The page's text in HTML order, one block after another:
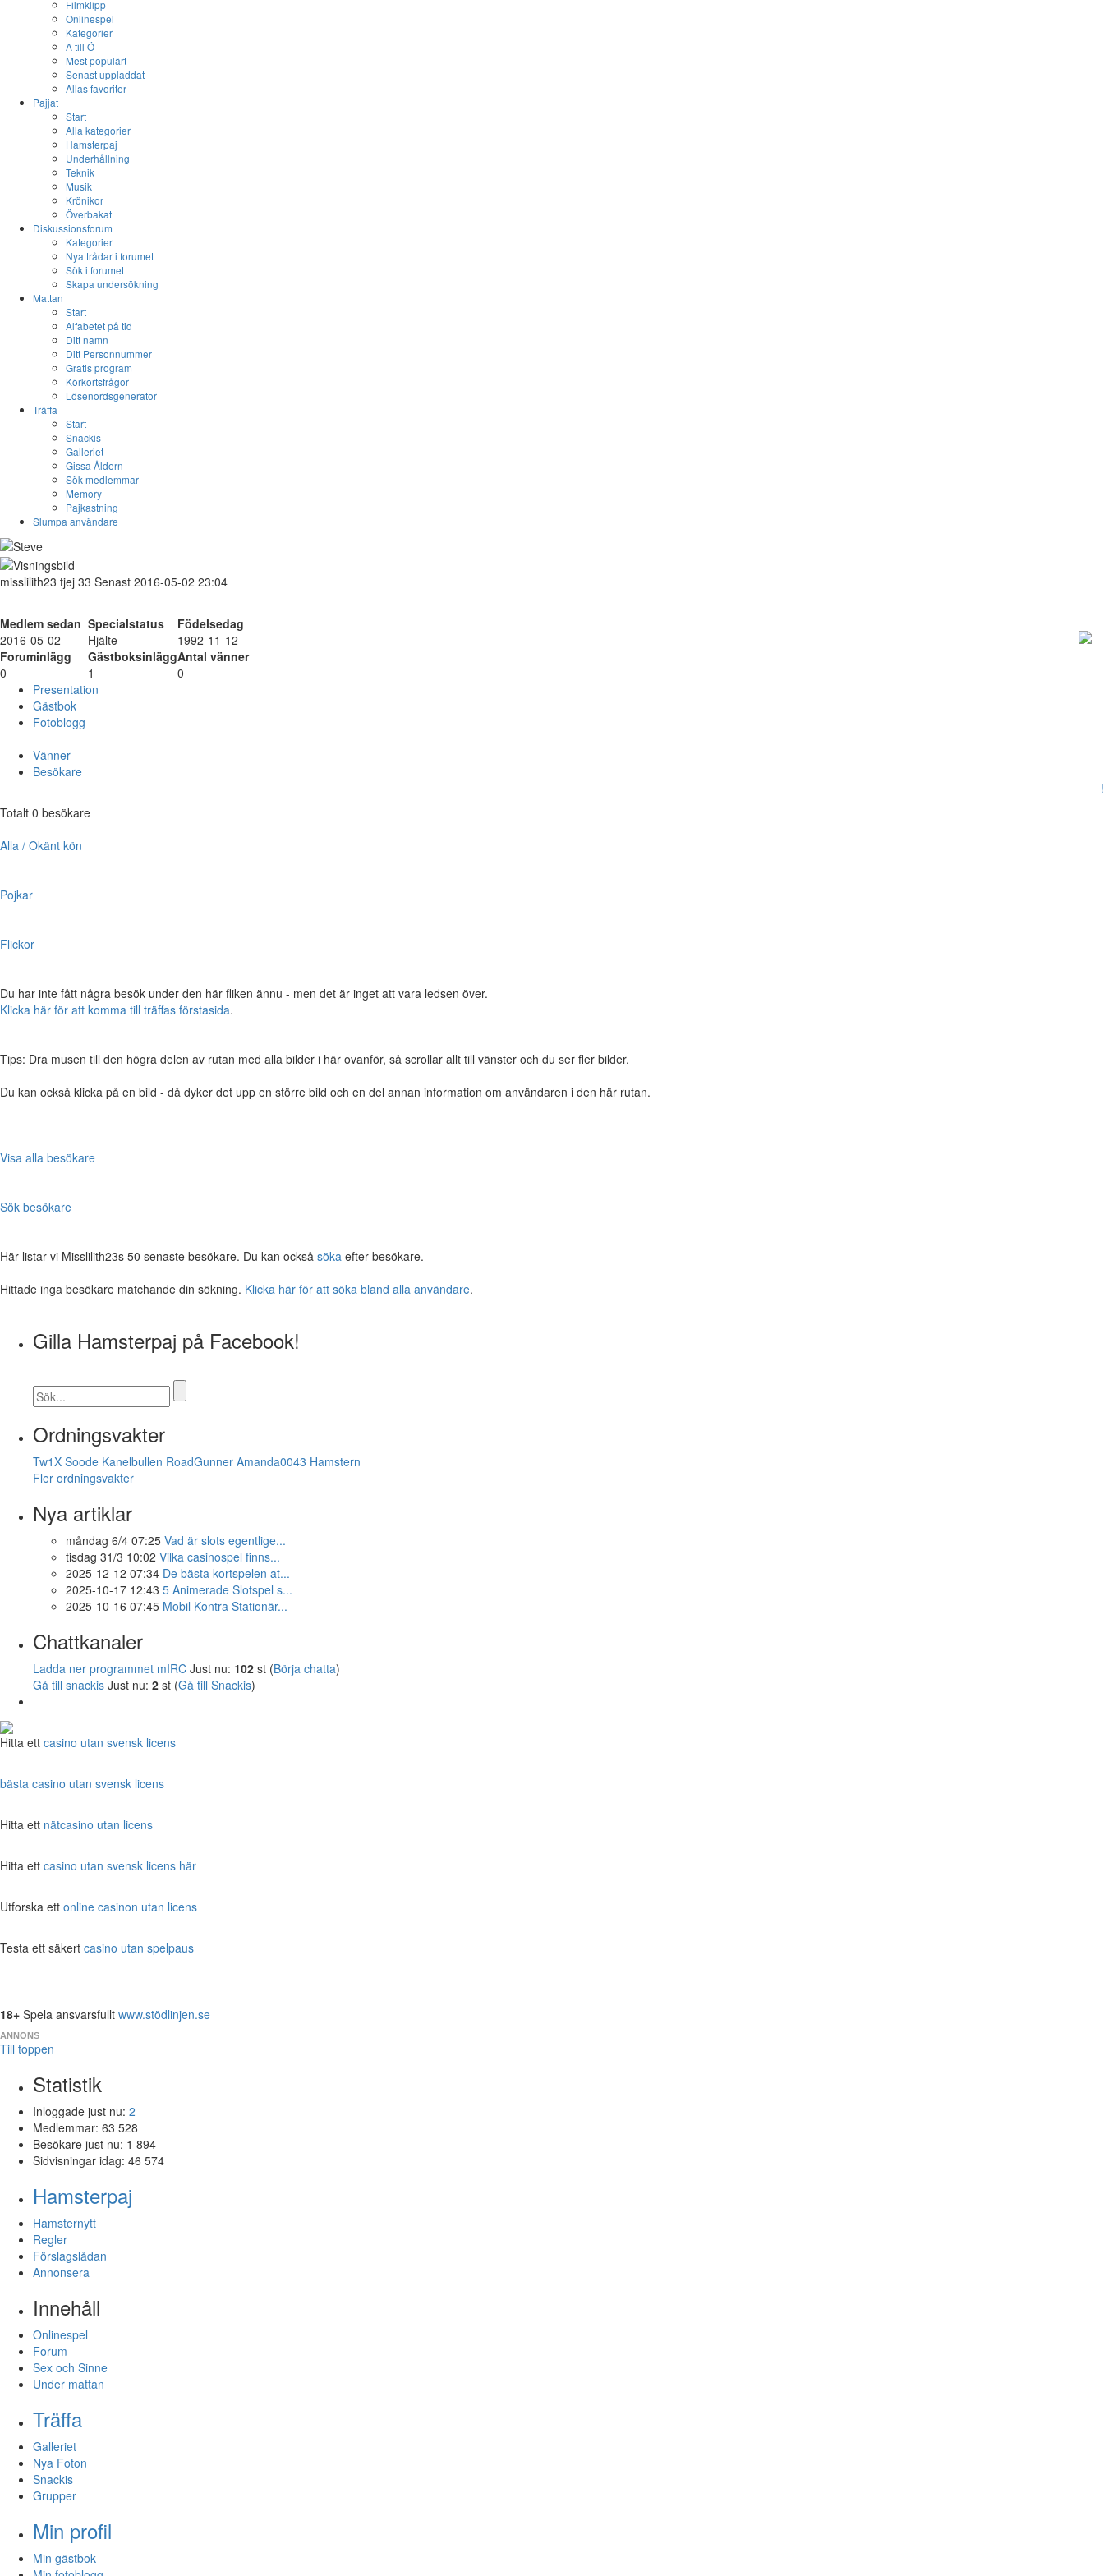
Filmklipp
Onlinespel
Kategorier
A till Ö
Mest populärt
Senast uppladdat
Allas favoriter
Pajjat
Start
Alla kategorier
Hamsterpaj
Underhållning
Teknik
Musik
Krönikor
Överbakat
Diskussionsforum
Kategorier
Nya trådar i forumet
Sök i forumet
Skapa undersökning
Mattan
Start
Alfabetet på tid
Ditt namn
Ditt Personnummer
Gratis program
Körkortsfrågor
Lösenordsgenerator
Träffa
Start
Snackis
Galleriet
Gissa Åldern
Sök medlemmar
Memory
Pajkastning
Slumpa användare
misslilith23 tjej 33 Senast 2016-05-02 23:04
Medlem sedan Specialstatus
Födelsedag
2016-05-02
Hjälte
1992-11-12
Foruminlägg
GästboksinläggAntal vänner
0
1
0
Presentation
Gästbok
Fotoblogg
Vänner
Besökare
!
Totalt 0 besökare
Alla / Okänt kön
Pojkar
Flickor
Du har inte fått några besök under den här fliken ännu - men det är inget att vara ledsen över.
Klicka här för att komma till träffas förstasida.
Tips: Dra musen till den högra delen av rutan med alla bilder i här ovanför, så scrollar allt till vänster och du ser fler bilder.
Du kan också klicka på en bild - då dyker det upp en större bild och en del annan information om användaren i den här rutan.
Visa alla besökare
Sök besökare
Här listar vi Misslilith23s 50 senaste besökare. Du kan också söka efter besökare.
Hittade inga besökare matchande din sökning. Klicka här för att söka bland alla användare.
Gilla Hamsterpaj på Facebook!
Ordningsvakter
Tw1X Soode Kanelbullen RoadGunner Amanda0043 Hamstern
Fler ordningsvakter
Nya artiklar
måndag 6/4 07:25 Vad är slots egentlige...
tisdag 31/3 10:02 Vilka casinospel finns...
2025-12-12 07:34 De bästa kortspelen at...
2025-10-17 12:43 5 Animerade Slotspel s...
2025-10-16 07:45 Mobil Kontra Stationär...
Chattkanaler
Ladda ner programmet mIRC Just nu: 102 st (Börja chatta)
Gå till snackis Just nu: 2 st (Gå till Snackis)
Hitta ett casino utan svensk licens
bästa casino utan svensk licens
Hitta ett nätcasino utan licens
Hitta ett casino utan svensk licens här
Utforska ett online casinon utan licens
Testa ett säkert casino utan spelpaus
18+ Spela ansvarsfullt www.stödlinjen.se
ANNONS
Till toppen
Statistik
Inloggade just nu: 2
Medlemmar: 63 528
Besökare just nu: 1 894
Sidvisningar idag: 46 574
Hamsterpaj
Hamsternytt
Regler
Förslagslådan
Annonsera
Innehåll
Onlinespel
Forum
Sex och Sinne
Under mattan
Träffa
Galleriet
Nya Foton
Snackis
Grupper
Min profil
Min gästbok